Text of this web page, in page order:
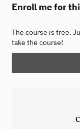
Enroll me for
The course is free.
take the course!